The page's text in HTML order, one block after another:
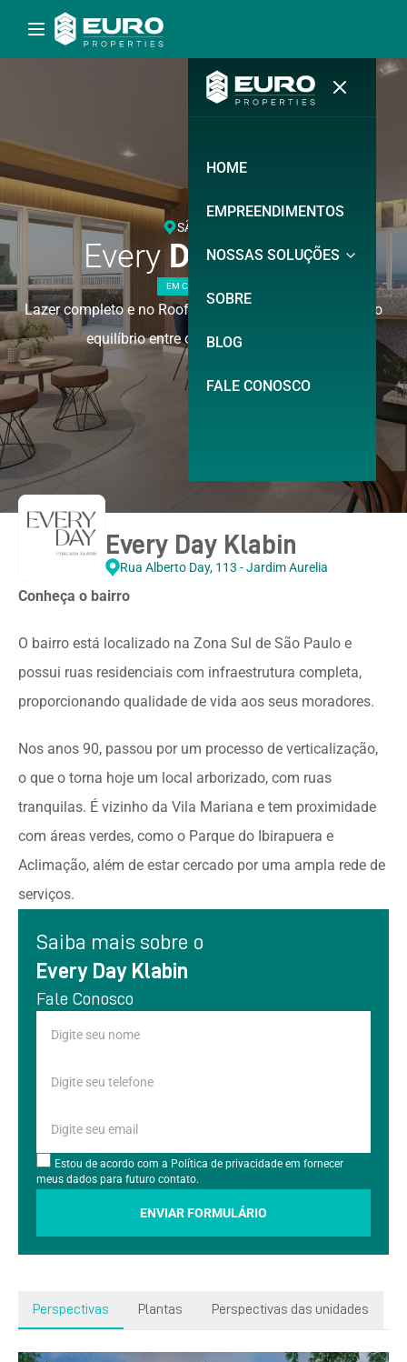
HOME
EMPREENDIMENTOS
NOSSAS SOLUÇÕES
SOBRE
BLOG
FALE CONOSCO
SÃO PAULO
Every Day Klabin
EM CONSTRUÇÃO
Lazer completo e no Rooftop. Onde sua Vida encontra o
equilíbrio entre o agito e o descanso.
Every Day Klabin
Rua Alberto Day, 113 - Jardim Aurelia
Conheça o bairro
O bairro está localizado na Zona Sul de São Paulo e
possui ruas residenciais com infraestrutura completa,
proporcionando qualidade de vida aos seus moradores.
Nos anos 90, passou por um processo de verticalização,
o que o torna hoje um local arborizado, com ruas
tranquilas. É vizinho da Vila Mariana e tem proximidade
com áreas verdes, como o Parque do Ibirapuera e
Aclimação, além de estar cercado por uma ampla rede de
serviços.
Saiba mais sobre o
Every Day Klabin
Fale Conosco
Estou de acordo com a Política de privacidade em fornecer
meus dados para futuro contato.
ENVIAR FORMULÁRIO
Perspectivas Plantas Perspectivas das unidades